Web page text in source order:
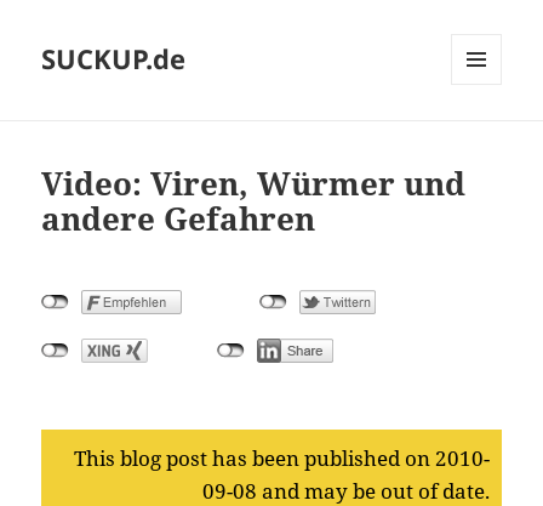
SUCKUP.de
Video: Viren, Würmer und
andere Gefahren
This blog post has been published on 2010-
09-08 and may be out of date.